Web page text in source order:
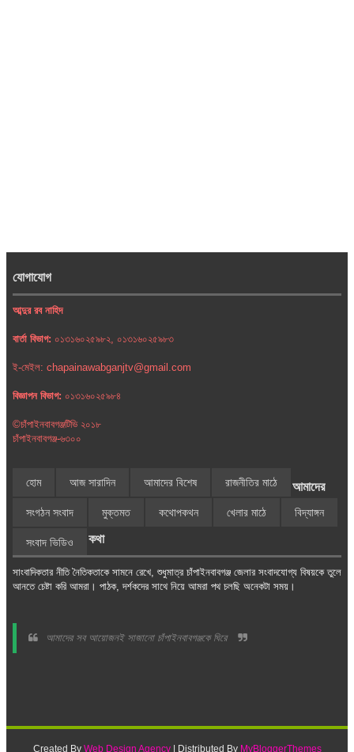
যোগাযোগ
আব্দুর রব নাহিদ
বার্তা বিভাগ: ০১৩১৬০২৫৯৮২, ০১৩১৬০২৫৯৮৩
ই-মেইল: chapainawabganjtv@gmail.com
বিজ্ঞাপন বিভাগ: ০১৩১৬০২৫৯৮৪
©চাঁপাইনবাবগঞ্জটিভি ২০১৮
চাঁপাইনবাবগঞ্জ-৬৩০০
হোম আজ সারাদিন আমাদের বিশেষ রাজনীতির মাঠে
সংগঠন সংবাদ মুক্তমত কথোপকথন খেলার মাঠে বিদ্যাঙ্গন
সংবাদ ভিডিও
আমাদের
কথা
সাংবাদিকতার নীতি নৈতিকতাকে সামনে রেখে, শুধুমাত্র চাঁপাইনবাবগঞ্জ জেলার সংবাদযোগ্য বিষয়কে তুলে
আনতে চেষ্টা করি আমরা। পাঠক, দর্শকদের সাথে নিয়ে আমরা পথ চলছি অনেকটা সময়।
আমাদের সব আয়োজনই সাজানো চাঁপাইনবাবগঞ্জকে ঘিরে
Created By Web Design Agency| Distributed By MyBloggerThemes